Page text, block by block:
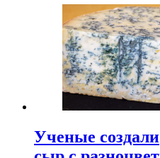
Ученые создали